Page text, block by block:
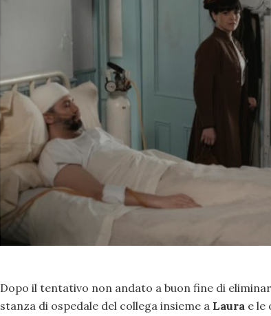
Dopo il tentativo non andato a buon fine di
stanza di ospedale del collega insieme a Laura e le